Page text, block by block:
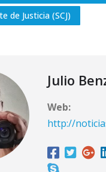
de Justicia (SCJ)
Julio
Web:
http://